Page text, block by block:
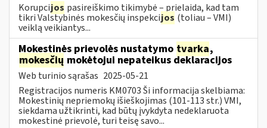
Korupcijos pasireiškimo tikimybė – prielaida, kad tam
tikri Valstybinės mokesčių inspekcijos (toliau – VMI)
veiklą veikiantys...
Mokestinės prievolės nustatymo tvarka,
mokesčių mokėtojui nepateikus deklaracijos
Web turinio sąrašas 2025-05-21
Registracijos numeris KM0703 Ši informacija skelbiama:
Mokestinių nepriemokų išieškojimas (101-113 str.) VMI,
siekdama užtikrinti, kad būtų įvykdyta nedeklaruota
mokestinė prievolė, turi teisę savo...